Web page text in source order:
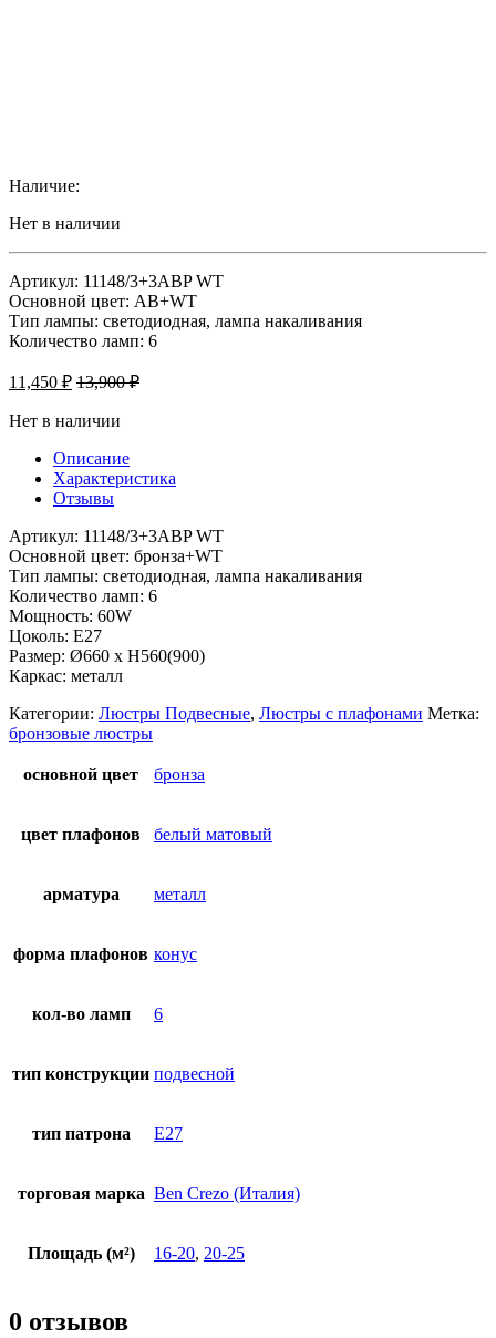
Наличие:
Нет в наличии
Артикул: 11148/3+3ABP WT
Основной цвет: AB+WT
Тип лампы: светодиодная, лампа накаливания
Количество ламп: 6
11,450 ₽ 13,900₽
Нет в наличии
Описание
Характеристика
Отзывы
Артикул: 11148/3+3ABP WT
Основной цвет: бронза+WT
Тип лампы: светодиодная, лампа накаливания
Количество ламп: 6
Мощность: 60W
Цоколь: Е27
Размер: Ø660 x H560(900)
Каркас: металл
Категории: Люстры Подвесные, Люстры с плафонами Метка:
бронзовые люстры
основной цвет бронза
цвет плафонов белый матовый
арматура металл
форма плафонов конус
кол-во ламп 6
тип конструкции подвесной
тип патрона E27
торговая марка Ben Crezo (Италия)
Площадь (м²) 16-20, 20-25
0 отзывов